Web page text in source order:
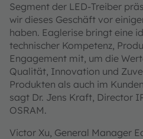
Segment der LED‑Treiber
wir dieses Geschäft vor
haben. Eaglerise bringt eine
technischer Kompetenz,
Engagement mit, um die
Qualität, Innovation und
Produkten als auch im
sagt Dr. Jens Kraft, Director
OSRAM.
Victor Xu, General Manager